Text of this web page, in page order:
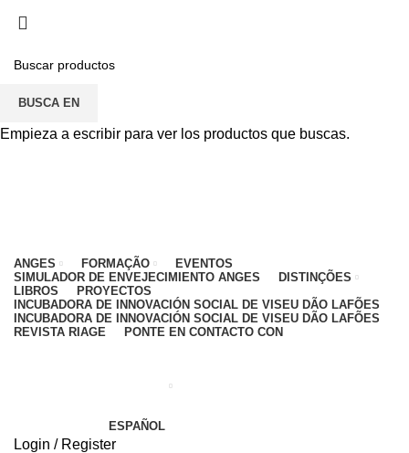
CON: CENTRO EDUCATIVO - 912 092 520 | GENERAL -
911 997 434 (CHAMADA PARA REDE MÓVEL
ANGES FORMAÇÃO
EVENTOS
SIMULADOR DE ENVEJECIMIENTO ANGES
DISTINÇÕES
LIBROS
PROYECTOS
INCUBADORA DE INNOVACIÓN SOCIAL DE VISEU DÃO LAFÕES
INCUBADORA DE INNOVACIÓN SOCIAL DE VISEU DÃO LAFÕES
REVISTA RIAGE
PONTE EN CONTACTO CON
ESPAÑOL
Login / Register
BUSCA EN
Empieza a escribir para ver los productos que buscas.